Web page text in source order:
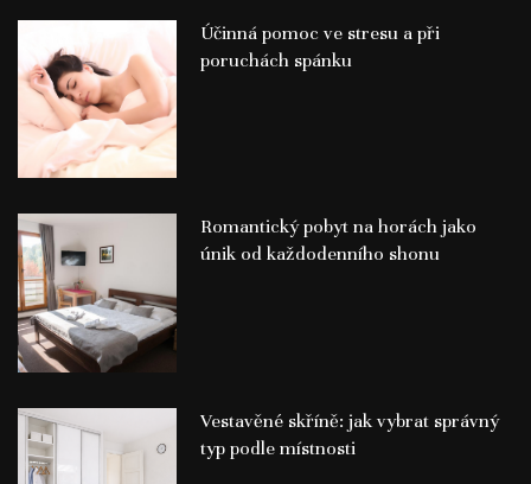
Účinná pomoc ve stresu a při
poruchách spánku
Romantický pobyt na horách jako
únik od každodenního shonu
Vestavěné skříně: jak vybrat správný
typ podle místnosti